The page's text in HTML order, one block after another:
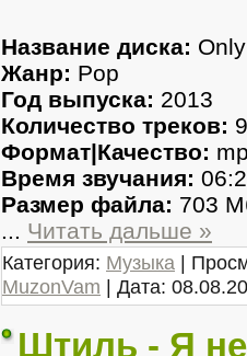
Название диска:
Жанр: Pop
Год выпуска: 2013
Количество треков:
Формат|Качество:
Время звучания:
Размер файла: 703
... Читать дальше »
Категория: Музыка |
MuzonVam | Дата:
Штиль - Я